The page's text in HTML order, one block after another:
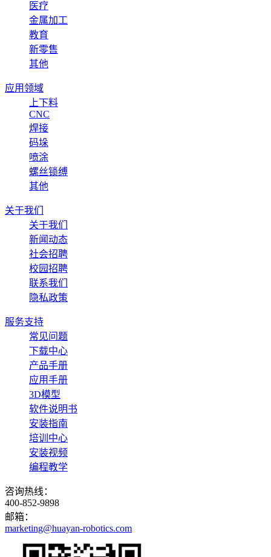
医疗
金属加工
教育
新零售
其他
应用领域
上下料
CNC
焊接
码垛
喷涂
螺丝锁缚
其他
关于我们
关于我们
新闻动态
社会招聘
校园招聘
联系我们
隐私政策
服务支持
常见问题
下载中心
产品手册
应用手册
3D模型
软件说明书
安装指南
培训中心
安装视频
编程教学
咨询热线：
400-852-9898
邮箱：
marketing@huayan-robotics.com